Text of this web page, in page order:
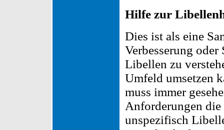
Hilfe zur
Dies ist als eine
Verbesserung
Libellen zu
Umfeld umsetzen
muss immer
Anforderungen die
unspezifisch